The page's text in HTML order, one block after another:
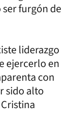
furgón de
liderazgo
ejercerlo en
con
sido alto